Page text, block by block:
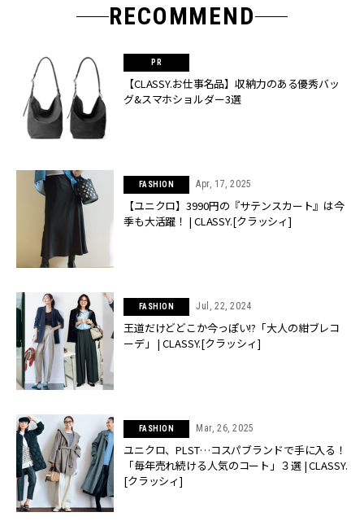
RECOMMEND
【CLASSY.お仕事名品】収納力のある優秀バッ
グ&スマホショルダー3選
FASHION Apr, 17, 2025
【ユニクロ】3990円の『サテンスカート』は今
季も大活躍！ | CLASSY.[クラッシィ]
FASHION Jul, 22, 2024
王道だけどどこか今っぽい!?「大人の紺ブレコ
ーデ」 | CLASSY.[クラッシィ]
FASHION Mar, 26, 2025
ユニクロ、PLST…コスパブランドで手に入る！
「毎年売れ続ける人気のコート」３選 | CLASSY.
[クラッシィ]